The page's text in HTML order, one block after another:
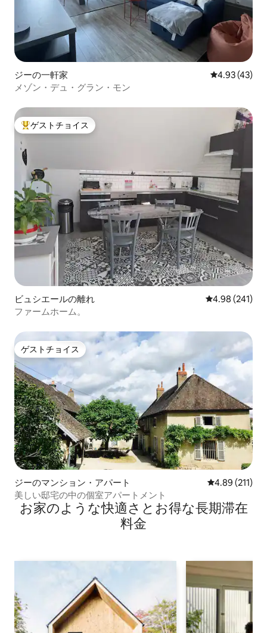
ジーの一軒家 レビュー43
4.93 (43)
メゾン・デュ・グラン・モン
大好評のゲストチョイスです。
ゲストチョイス
ビュシエールの離れ レビュー241
4.98 (241)
ファームホーム。
ゲストチョイス
ゲストチョイス
ジーのマンション・アパート レビュー211
4.89 (211)
美しい邸宅の中の個室アパートメント
お家のような快⁠適⁠さ⁠とお⁠得⁠な長⁠期⁠滞⁠在
料⁠金